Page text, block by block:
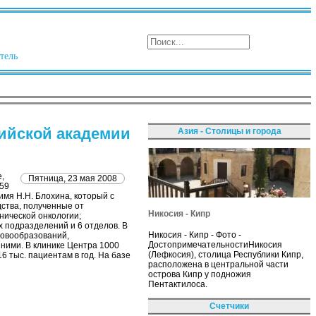
академии
Пятница, 23 мая 2008
Н.Н. Блохина, который с
полученные от
онкологии;
подразделений и 6 отделов. В
В клинике Центра 1000
тыс. пациентам в год. На базе
Азия - Столицы и города
Никосия - Кипр
Никосия - Кипр - Фото -
ДостопримечательностиНикосия
(Лефкосия), столица Республики Кипр,
расположена в центральной части
острова Кипр у подножия
Пентактилоса.
Счетчики